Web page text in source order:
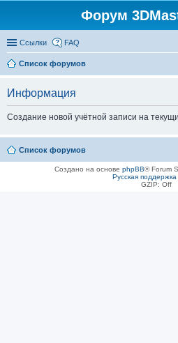
Форум
Ссылки FAQ
Список форумов
Информация
Создание новой учётной записи на
Список форумов
Создано на основе phpBB® Forum
Русская
GZIP: Off